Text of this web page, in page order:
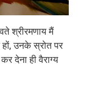
श्रीरमणाय मैं
हों, उनके स्रोत पर
देना ही वैराग्य